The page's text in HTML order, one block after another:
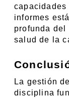
informes
profunda del
salud de la
La gestión
disciplina